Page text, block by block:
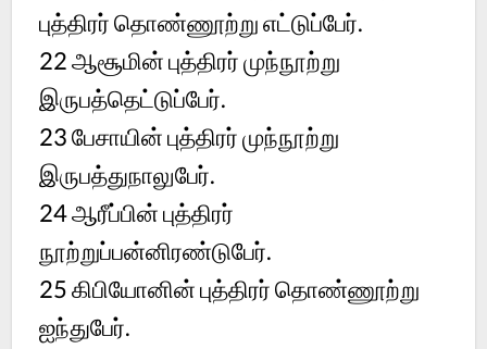
புத்திரர் தொண்ணூற்று எட்டுப்பேர்.
22 ஆசூமின் புத்திரர் முந்நூற்று
இருபத்தெட்டுப்பேர்.
23 பேசாயின் புத்திரர் முந்நூற்று
இருபத்துநாலுபேர்.
24 ஆரீப்பின் புத்திரர்
நூற்றுப்பன்னிரண்டுபேர்.
25 கிபியோனின் புத்திரர் தொண்ணூற்று
ஐந்துபேர்.